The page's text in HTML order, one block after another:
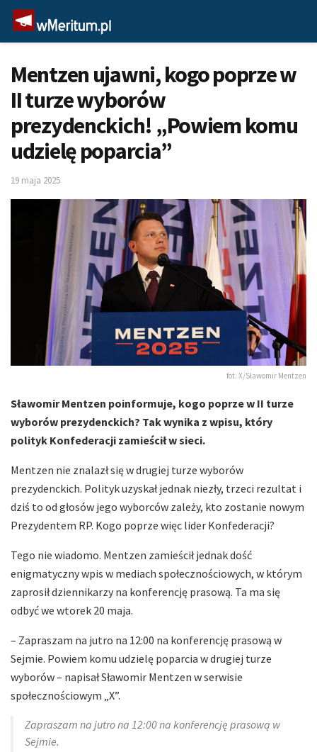
Mentzen ujawni, kogo poprze w
II turze wyborów
prezydenckich! „Powiem komu
udzielę poparcia”
19 maja 2025
fot. X/Sławomir Mentzen
Sławomir Mentzen poinformuje, kogo poprze w II turze
wyborów prezydenckich? Tak wynika z wpisu, który
polityk Konfederacji zamieścił w sieci.
Mentzen nie znalazł się w drugiej turze wyborów
prezydenckich. Polityk uzyskał jednak niezły, trzeci rezultat i
dziś to od głosów jego wyborców zależy, kto zostanie nowym
Prezydentem RP. Kogo poprze więc lider Konfederacji?
Tego nie wiadomo. Mentzen zamieścił jednak dość
enigmatyczny wpis w mediach społecznościowych, w którym
zaprosił dziennikarzy na konferencję prasową. Ta ma się
odbyć we wtorek 20 maja.
– Zapraszam na jutro na 12:00 na konferencję prasową w
Sejmie. Powiem komu udzielę poparcia w drugiej turze
wyborów – napisał Sławomir Mentzen w serwisie
społecznościowym „X”.
Zapraszam na jutro na 12:00 na konferencję prasową w
Sejmie.